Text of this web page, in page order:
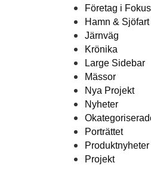
Företag i Fokus
Hamn & Sjöfart
Järnväg
Krönika
Large Sidebar
Mässor
Nya Projekt
Nyheter
Porträttet
Produktnyheter
Projekt